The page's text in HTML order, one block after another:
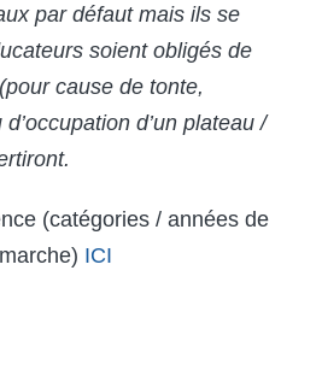
par défaut mais ils se
soient obligés de
cause de tonte,
d’un plateau /
(catégories / années de
ICI